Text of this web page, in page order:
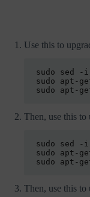
Use this to
sudo apt-
Then, use this
sudo apt-
Then, use this